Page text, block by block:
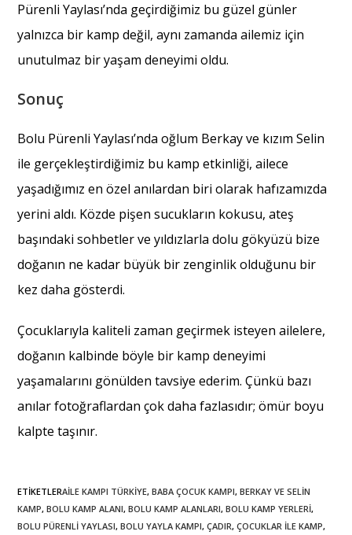
Pürenli Yaylası’nda geçirdiğimiz bu güzel günler
yalnızca bir kamp değil, aynı zamanda ailemiz için
unutulmaz bir yaşam deneyimi oldu.
Sonuç
Bolu Pürenli Yaylası’nda oğlum Berkay ve kızım Selin
ile gerçekleştirdiğimiz bu kamp etkinliği, ailece
yaşadığımız en özel anılardan biri olarak hafızamızda
yerini aldı. Közde pişen sucukların kokusu, ateş
başındaki sohbetler ve yıldızlarla dolu gökyüzü bize
doğanın ne kadar büyük bir zenginlik olduğunu bir
kez daha gösterdi.
Çocuklarıyla kaliteli zaman geçirmek isteyen ailelere,
doğanın kalbinde böyle bir kamp deneyimi
yaşamalarını gönülden tavsiye ederim. Çünkü bazı
anılar fotoğraflardan çok daha fazlasıdır; ömür boyu
kalpte taşınır.
ETIKETLERAILE KAMPI TÜRKIYE, BABA ÇOCUK KAMPI, BERKAY VE SELIN
KAMP, BOLU KAMP ALANI, BOLU KAMP ALANLARI, BOLU KAMP YERLERI,
BOLU PÜRENLI YAYLASI, BOLU YAYLA KAMPI, ÇADIR, ÇOCUKLAR ILE KAMP,